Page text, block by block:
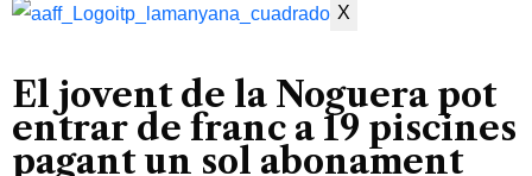
X
El jovent de la Noguera pot
entrar de franc a 19 piscines
pagant un sol abonament